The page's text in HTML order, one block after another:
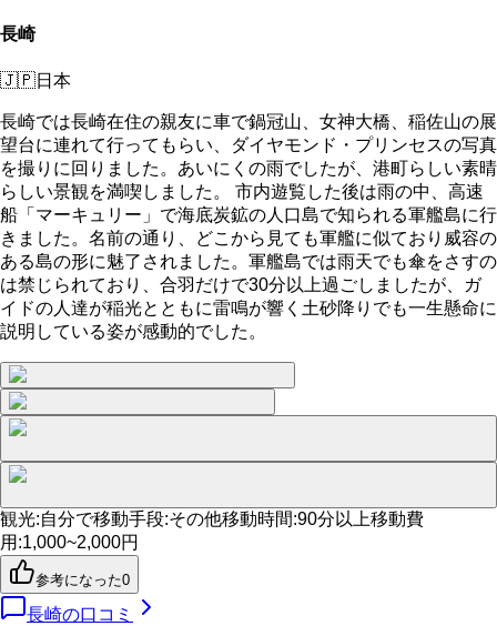
長崎
🇯🇵日本
長崎では長崎在住の親友に車で鍋冠山、女神大橋、稲佐山の展
望台に連れて行ってもらい、ダイヤモンド・プリンセスの写真
を撮りに回りました。あいにくの雨でしたが、港町らしい素晴
らしい景観を満喫しました。 市内遊覧した後は雨の中、高速
船「マーキュリー」で海底炭鉱の人口島で知られる軍艦島に行
きました。名前の通り、どこから見ても軍艦に似ており威容の
ある島の形に魅了されました。軍艦島では雨天でも傘をさすの
は禁じられており、合羽だけで30分以上過ごしましたが、ガ
イドの人達が稲光とともに雷鳴が響く土砂降りでも一生懸命に
説明している姿が感動的でした。
観光:自分で移動手段:その他移動時間:90分以上移動費
用 :1,000~2,000円
参考になった0
長崎の口コミ